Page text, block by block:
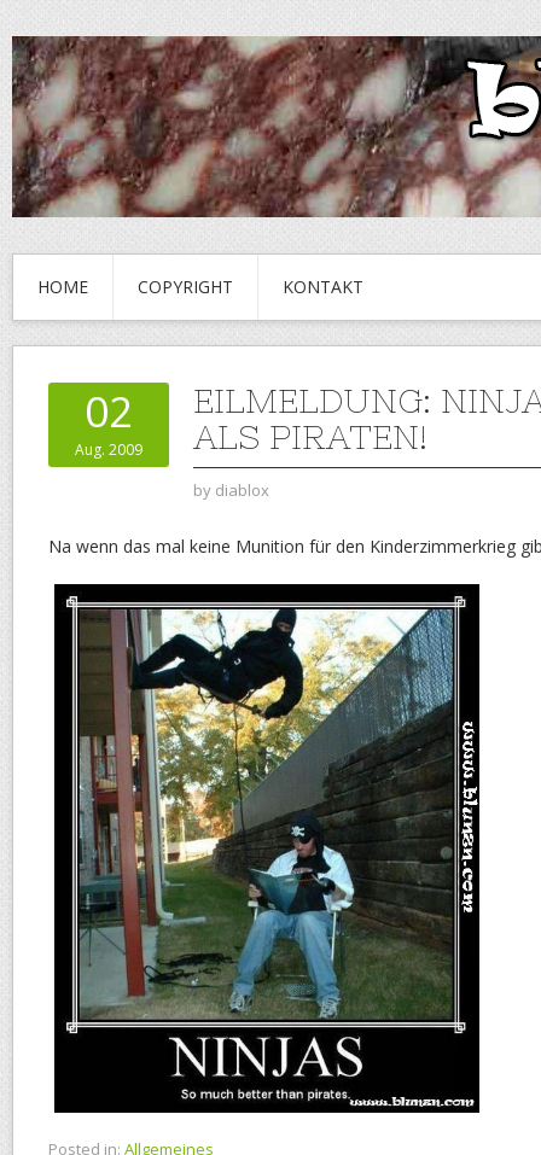
HOME COPYRIGHT KONTAKT
02
Aug. 2009
EILMELDUNG:
ALS PIRATEN!
by diablox
Na wenn das mal keine Munition für den Kinderzimmerkrieg
Posted in: Allgemeines